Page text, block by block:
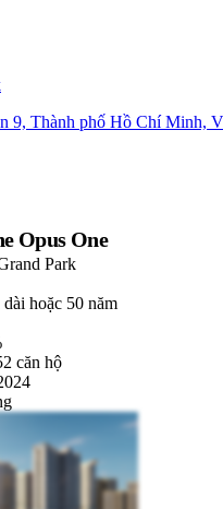
9, Thành phố Hồ Chí Minh,
Opus One
Park
hoặc 50 năm
căn hộ